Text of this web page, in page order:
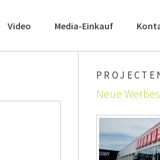
Video Media-Einkauf
Neue